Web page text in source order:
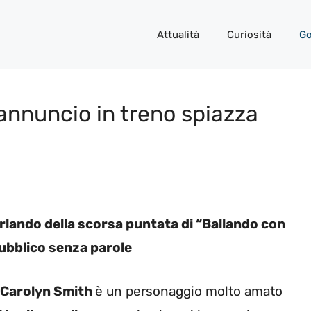
Attualità Curiosità
in treno spiazza
della scorsa puntata di “Ballando con
senza parole
Carolyn Smith è un personaggio molto amato